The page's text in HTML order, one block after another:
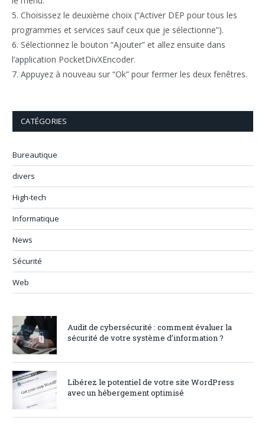
5. Choisissez le deuxième choix (“Activer DEP pour tous les
programmes et services sauf ceux que je sélectionne”).
6. Sélectionnez le bouton “Ajouter” et allez ensuite dans
l’application PocketDivXEncoder.
7. Appuyez à nouveau sur “Ok” pour fermer les deux fenêtres.
CATÉGORIES
Bureautique
divers
High-tech
Informatique
News
Sécurité
Web
Audit de cybersécurité : comment évaluer la
sécurité de votre système d’information ?
Libérez le potentiel de votre site WordPress
avec un hébergement optimisé